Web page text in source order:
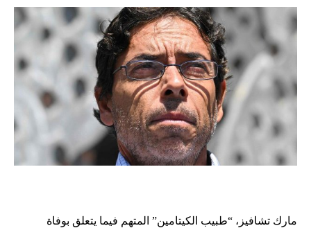
مارك تشافيز، “طبيب الكيتامين” المتهم فيما يتعلق بوفاة